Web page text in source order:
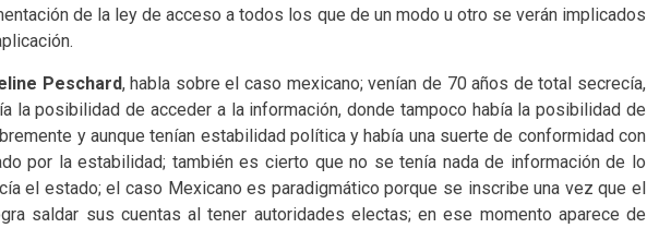
de la ley de acceso a todos los que de un modo u otro se verán implicados
Peschard, habla sobre el caso mexicano; venían de 70 años de total secrecía,
la posibilidad de acceder a la información, donde tampoco había la posibilidad de
y aunque tenían estabilidad política y había una suerte de conformidad con
por la estabilidad; también es cierto que no se tenía nada de información de lo
el estado; el caso Mexicano es paradigmático porque se inscribe una vez que el
saldar sus cuentas al tener autoridades electas; en ese momento aparece de